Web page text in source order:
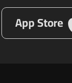
App Store